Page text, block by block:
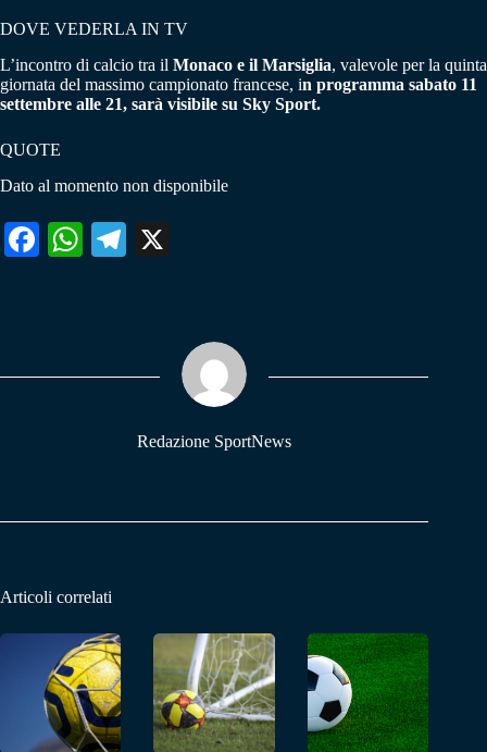
DOVE VEDERLA IN TV
L’incontro di calcio tra il Monaco e il Marsiglia, valevole per la quinta
giornata del massimo campionato francese, in programma sabato 11
settembre alle 21, sarà visibile su Sky Sport.
QUOTE
Dato al momento non disponibile
Fa W
pp
Te
m
Redazione SportNews
Articoli correlati